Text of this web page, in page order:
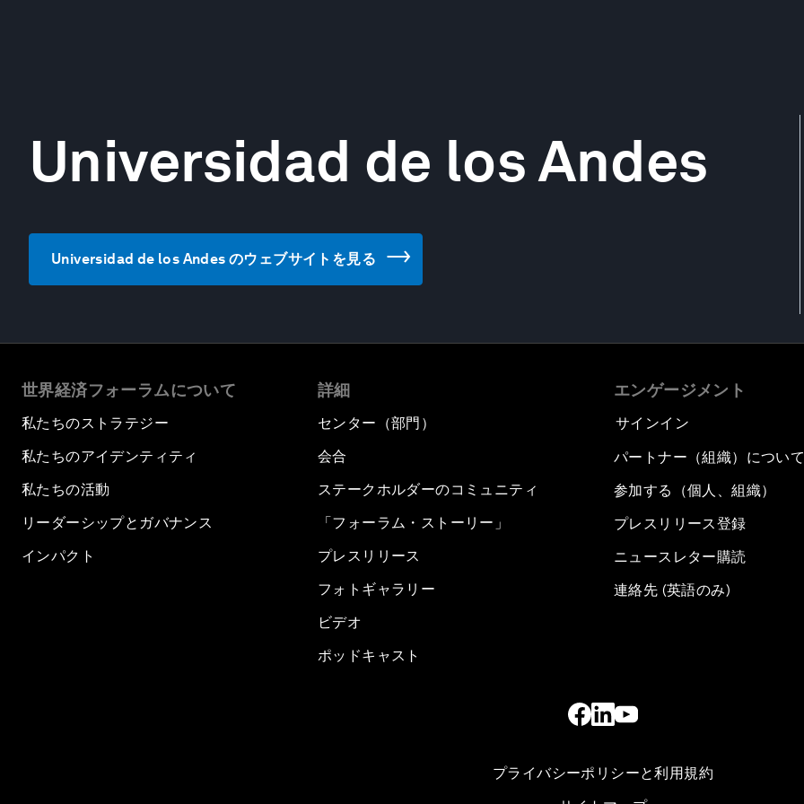
Universidad de los Andes
Universidad de los Andes のウェブサイトを見る
世界経済フォーラムについて
私たちのストラテジー
私たちのアイデンティティ
私たちの活動
リーダーシップとガバナンス
インパクト
詳細
センター（部門）
会合
ステークホルダーのコミュニティ
「フォーラム・ストーリー」
プレスリリース
フォトギャラリー
ビデオ
ポッドキャスト
エンゲージメント
サインイン
パートナー（組織）について
参加する（個人、組織）
プレスリリース登録
ニュースレター購読
連絡先 (英語のみ)
プライバシーポリシーと利用規約